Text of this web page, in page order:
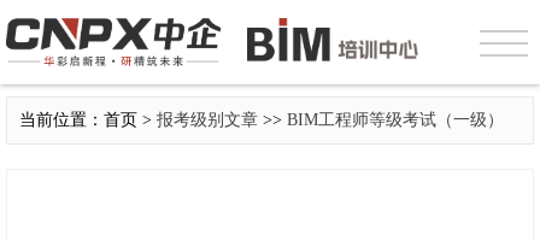
当前位置：首页 > 报考级别文章 >> BIM工程师等级考试（一级）